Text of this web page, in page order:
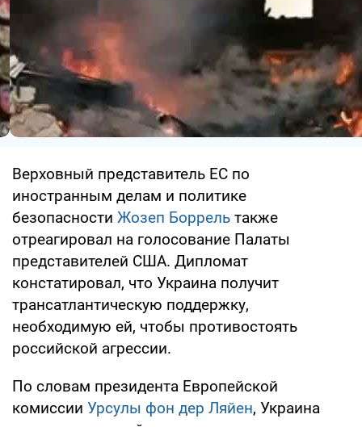
Верховный представитель ЕС по
иностранным делам и политике
безопасности Жозеп Боррель также
отреагировал на голосование Палаты
представителей США. Дипломат
констатировал, что Украина получит
трансатлантическую поддержку,
необходимую ей, чтобы противостоять
российской агрессии.
По словам президента Европейской
комиссии Урсулы фон дер Ляйен, Украина